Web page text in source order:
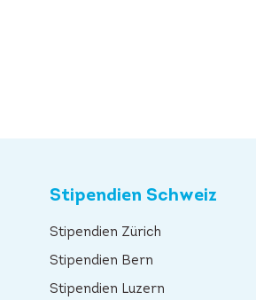
Stipendien Schweiz
Stipendien Zürich
Stipendien Bern
Stipendien Luzern